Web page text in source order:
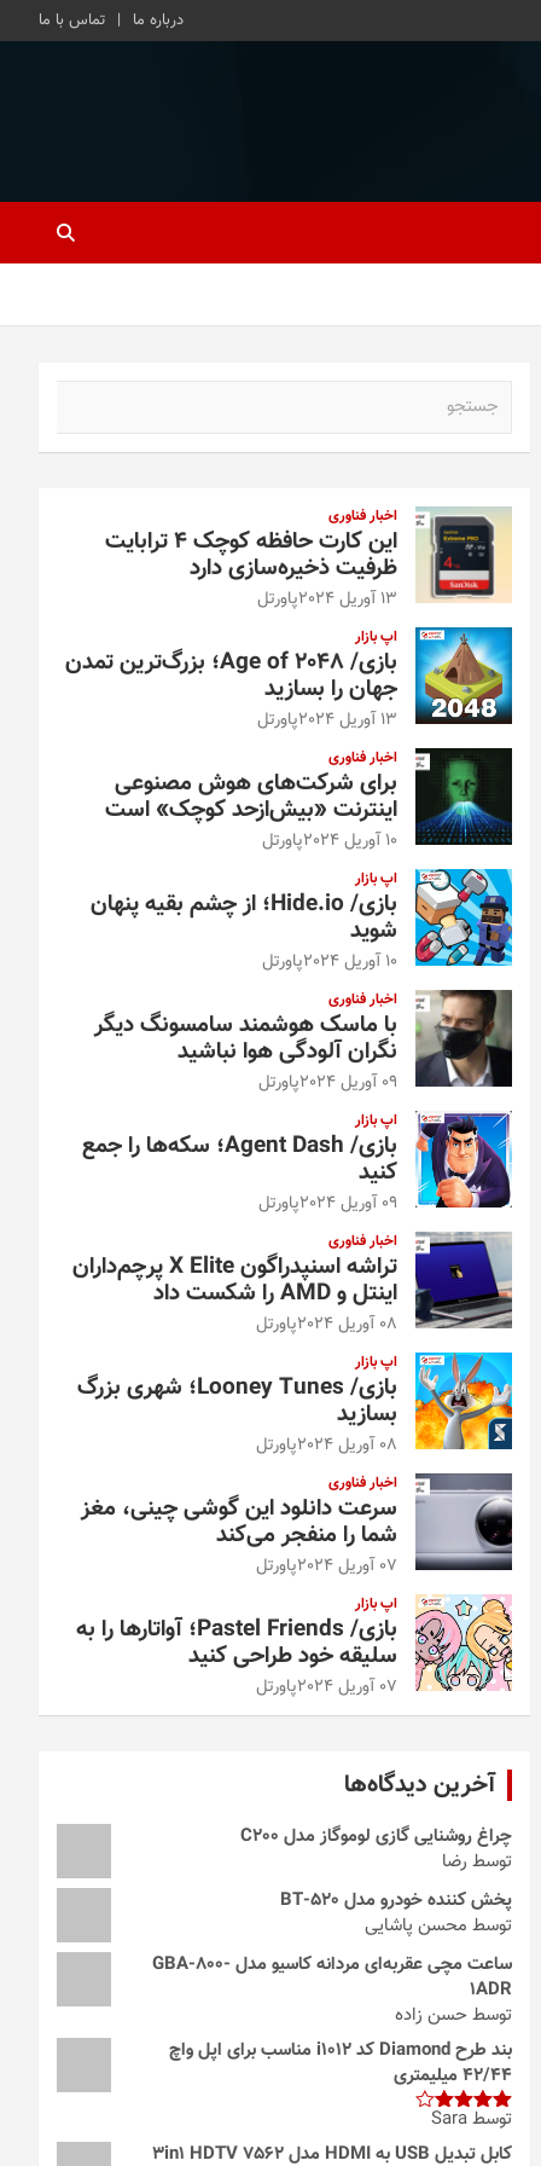
درباره ما تماس با ما
اخبار فناوری
این کارت حافظه کوچک ۴ ترابایت
ظرفیت ذخیره‌سازی دارد
13 آوریل 2024 پاورتل
اپ بازار
بازی/ Age of 2048؛ بزرگ‌ترین تمدن
جهان را بسازید
13 آوریل 2024 پاورتل
اخبار فناوری
برای شرکت‌های هوش مصنوعی
اینترنت «بیش‌از‌حد کوچک» است
10 آوریل 2024 پاورتل
اپ بازار
بازی/ Hide.io؛ از چشم بقیه پنهان
شوید
10 آوریل 2024 پاورتل
اخبار فناوری
با ماسک هوشمند سامسونگ دیگر
نگران آلودگی هوا نباشید
09 آوریل 2024 پاورتل
اپ بازار
بازی/ Agent Dash؛ سکه‌ها را جمع
کنید
09 آوریل 2024 پاورتل
اخبار فناوری
تراشه اسنپدراگون X Elite پرچم‌داران
اینتل و AMD را شکست داد
08 آوریل 2024 پاورتل
اپ بازار
بازی/ Looney Tunes؛ شهری بزرگ
بسازید
08 آوریل 2024 پاورتل
اخبار فناوری
سرعت دانلود این گوشی چینی، مغز
شما را منفجر می‌کند
07 آوریل 2024 پاورتل
اپ بازار
بازی/ Pastel Friends؛ آواتارها را به
سلیقه خود طراحی کنید
07 آوریل 2024 پاورتل
آخرین دیدگاه‌ها
چراغ روشنایی گازی لوموگاز مدل C200
توسط رضا
پخش کننده خودرو مدل 520-BT
توسط محسن پاشایی
ساعت مچی عقربه‌ای مردانه کاسیو مدل GBA-800-
1ADR
توسط حسن زاده
بند طرح Diamond کد i1012 مناسب برای اپل واچ
42/44 میلیمتری
امتیاز4
از 5
توسط Sara
کابل تبدیل USB به HDMI مدل 3in1 HDTV 7562